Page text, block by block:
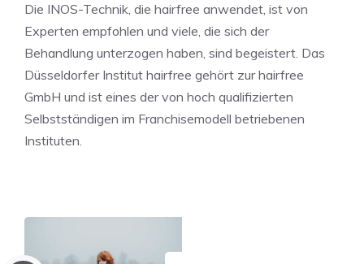
Die INOS-Technik, die hairfree anwendet, ist von
Experten empfohlen und viele, die sich der
Behandlung unterzogen haben, sind begeistert. Das
Düsseldorfer Institut hairfree gehört zur hairfree
GmbH und ist eines der von hoch qualifizierten
Selbstständigen im Franchisemodell betriebenen
Instituten.